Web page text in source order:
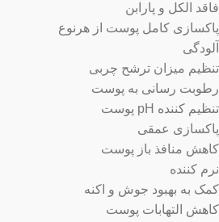
فاقد الکل و پارابن
پاکسازی کامل پوست از هرنوع
آلودگی
تنظیم میزان ترشح چربی
رطوبت رسانی به پوست
تنظیم کننده pH پوست
پاکسازی عمقی
کاهش منافذ باز پوست
نرم کننده
کمک به بهبود جوش و اکنه
کاهش التهابات پوست